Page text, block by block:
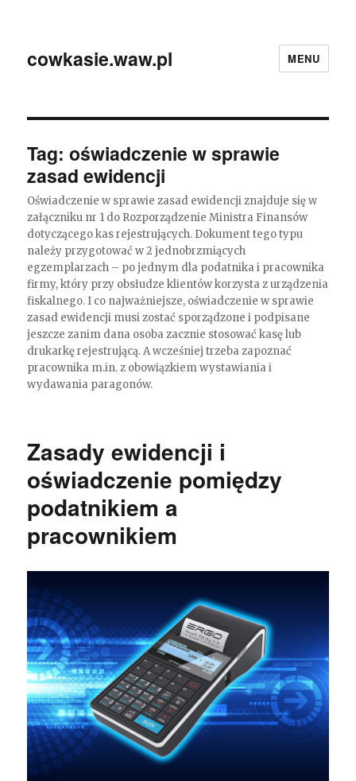
cowkasie.waw.pl MENU
Tag:oświadczenie w sprawie
zasad ewidencji
Oświadczenie w sprawie zasad ewidencji znajduje się w
załączniku nr 1 do Rozporządzenie Ministra Finansów
dotyczącego kas rejestrujących. Dokument tego typu
należy przygotować w 2 jednobrzmiących
egzemplarzach – po jednym dla podatnika i pracownika
firmy, który przy obsłudze klientów korzysta z urządzenia
fiskalnego. I co najważniejsze, oświadczenie w sprawie
zasad ewidencji musi zostać sporządzone i podpisane
jeszcze zanim dana osoba zacznie stosować kasę lub
drukarkę rejestrującą. A wcześniej trzeba zapoznać
pracownika m.in. z obowiązkiem wystawiania i
wydawania paragonów.
Zasady ewidencji i
oświadczenie pomiędzy
podatnikiem a
pracownikiem